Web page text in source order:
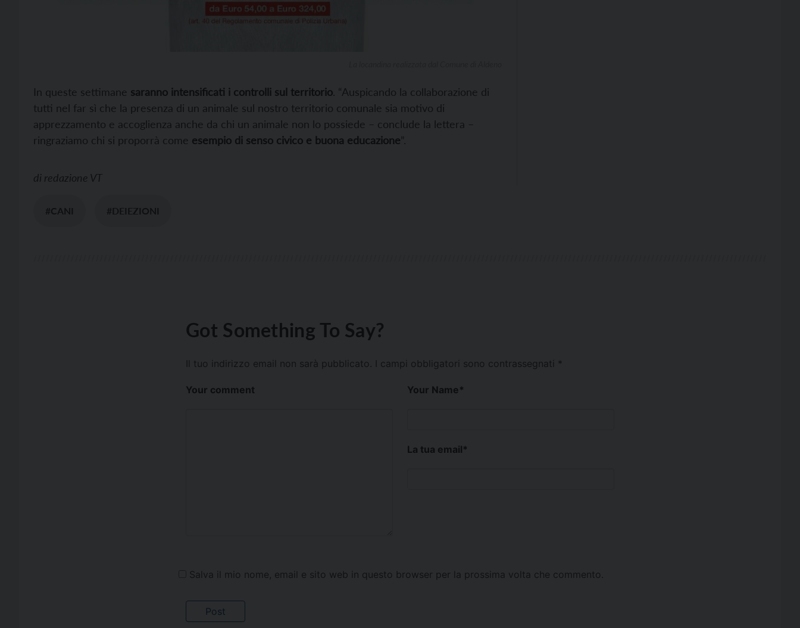
In queste settimane saranno intensificati i controlli sul territorio. “Auspicando la collaborazione di
tutti nel far sì che la presenza di un animale sul nostro territorio comunale sia motivo di
apprezzamento e accoglienza anche da chi un animale non lo possiede – conclude la lettera –
ringraziamo chi si proporrà come esempio di senso civico e buona educazione”.
di redazione VT
#CANI #DEIEZIONI
Got Something To Say?
Il tuo indirizzo email non sarà pubblicato. I campi obbligatori sono contrassegnati *
Your comment Your Name*
La tua email*
Salva il mio nome, email e sito web in questo browser per la prossima volta che commento.